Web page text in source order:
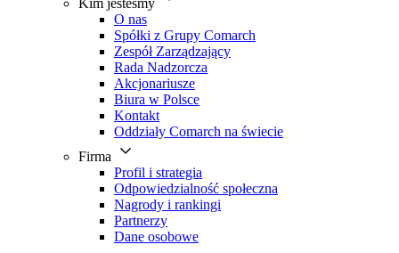
Kim jesteśmy
O nas
Spółki z Grupy Comarch
Zespół Zarządzający
Rada Nadzorcza
Akcjonariusze
Biura w Polsce
Kontakt
Oddziały Comarch na świecie
Firma
Profil i strategia
Odpowiedzialność społeczna
Nagrody i rankingi
Partnerzy
Dane osobowe